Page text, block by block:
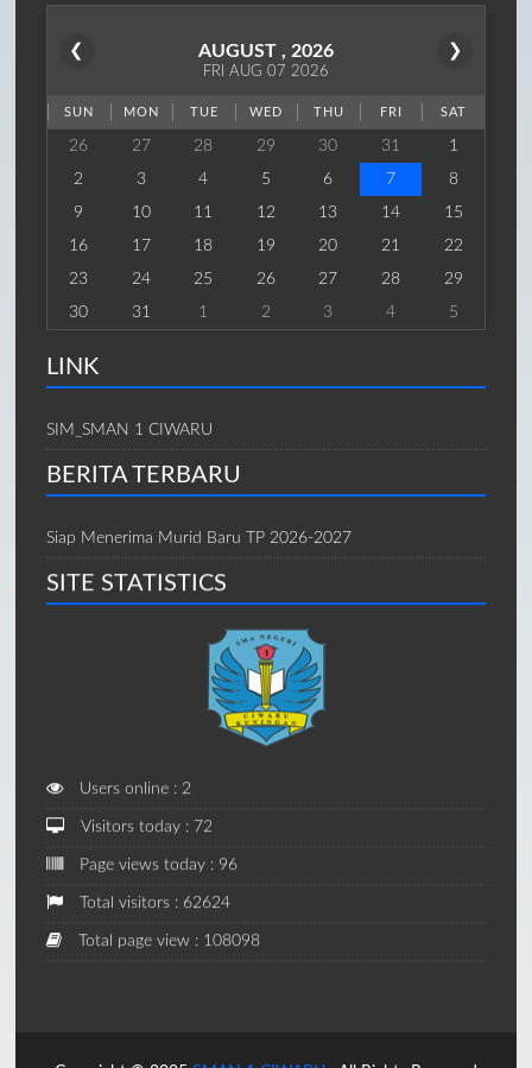
❮ AUGUST , 2026
FRI AUG 07 2026
❯
SUN MON TUE WED THU FRI SAT
26 27 28 29 30 31
1
2
3 4 5 6 7
8
9
10 11 12 13 14
15
16
17 18 19 20 21
22
23
24 25 26 27 28
29
30
31 1 2 3 4 5
LINK
SIM_SMAN 1 CIWARU
BERITA TERBARU
Siap Menerima Murid Baru TP 2026-2027
SITE STATISTICS
Users online : 2
Visitors today : 72
Page views today : 96
Total visitors : 62624
Total page view : 108098